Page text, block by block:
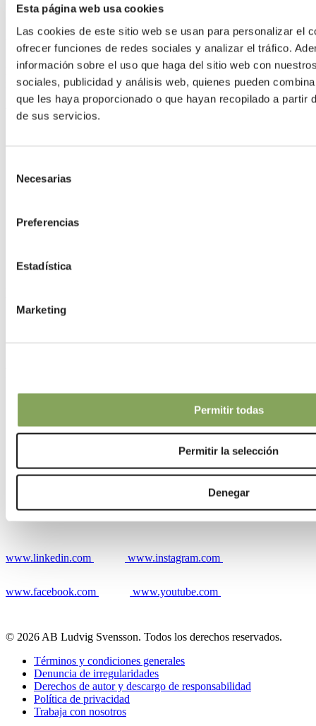
Esta página web usa cookies
Las cookies de este sitio web se usan para personalizar el
ofrecer funciones de redes sociales y analizar el tráfico.
información sobre el uso que haga del sitio web con
sociales, publicidad y análisis web, quienes pueden
que les haya proporcionado o que hayan recopilado a partir
de sus servicios.
Necesarias
Preferencias
Estadística
Marketing
Permitir todas
Permitir la selección
Denegar
Una asociación de larga data con PDI
La colaboración entre PDI y Kwekerij Van Winden se remonta a
muchos años
We can make your climate work
Temas climáticos
Consejos para tus cultivos
Contactos
Nuestras ubicaciones
www.linkedin.com www.instagram.com
www.facebook.com www.youtube.com
© 2026 AB Ludvig Svensson. Todos los derechos reservados.
Términos y condiciones generales
Denuncia de irregularidades
Derechos de autor y descargo de responsabilidad
Política de privacidad
Trabaja con nosotros